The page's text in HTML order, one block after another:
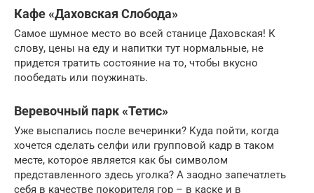
Кафе «Даховская Слобода»
Самое шумное место во всей станице Даховская! К
слову, цены на еду и напитки тут нормальные, не
придется тратить состояние на то, чтобы вкусно
пообедать или поужинать.
Веревочный парк «Тетис»
Уже выспались после вечеринки? Куда пойти, когда
хочется сделать селфи или групповой кадр в таком
месте, которое является как бы символом
представленного здесь уголка? А заодно запечатлеть
себя в качестве покорителя гор – в каске и в